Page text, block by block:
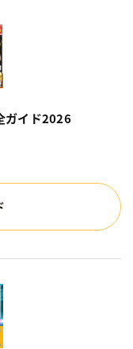
ガイド2026